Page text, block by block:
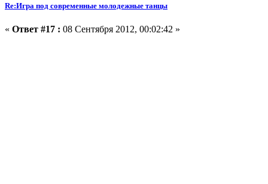
Re:Игра под современные молодежные танцы
« Ответ #17 : 08 Сентября 2012, 00:02:42 »